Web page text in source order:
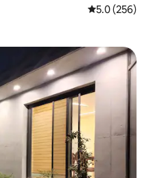
レビュー256
5.0 (256)